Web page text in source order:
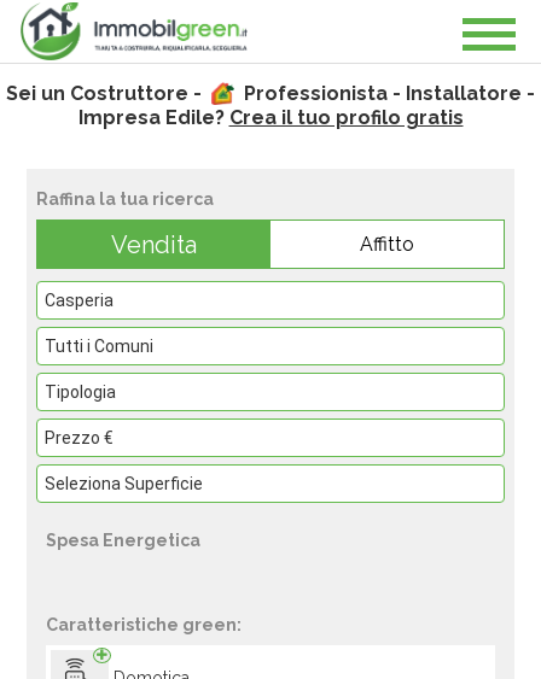
Sei un Costruttore -
Professionista - Installatore -
Impresa Edile? Crea il tuo profilo gratis
Raffina la tua ricerca
Vendita Affitto
Spesa Energetica
Caratteristiche green: